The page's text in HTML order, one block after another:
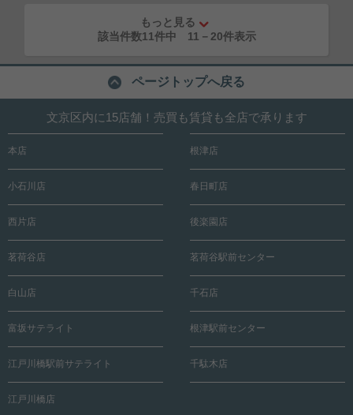
もっと見る
該当件数11件中 11 － 20件表示
ページトップへ戻る
文京区内に15店舗！売買も賃貸も全店で承ります
本店 根津店
小石川店 春日町店
西片店 後楽園店
茗荷谷店 茗荷谷駅前センター
白山店 千石店
富坂サテライト 根津駅前センター
江戸川橋駅前サテライト 千駄木店
江戸川橋店